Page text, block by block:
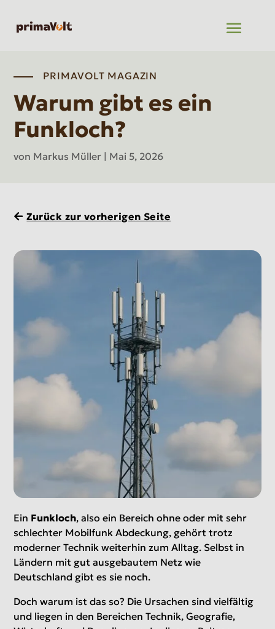
PRIMAVOLT MAGAZIN
Warum gibt es ein
Funkloch?
von Markus Müller | Mai 5, 2026
Ein Funkloch, also ein Bereich ohne oder mit sehr
schlechter Mobilfunk Abdeckung, gehört trotz
moderner Technik weiterhin zum Alltag. Selbst in
Ländern mit gut ausgebautem Netz wie
Deutschland gibt es sie noch.
Doch warum ist das so? Die Ursachen sind vielfältig
und liegen in den Bereichen Technik, Geografie,
Zurück zur vorherigen Seite